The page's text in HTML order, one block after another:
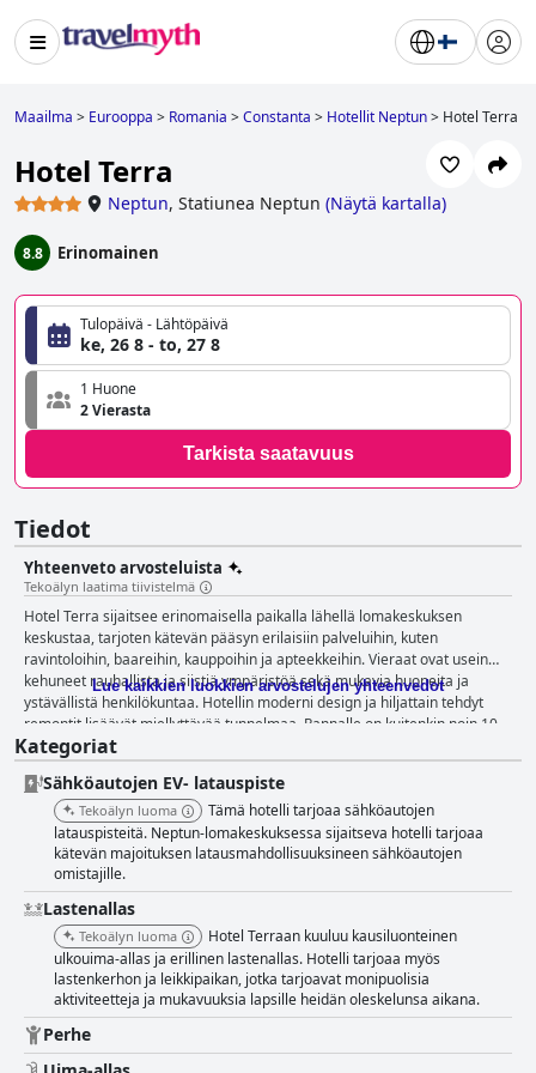
Maailma > Eurooppa > Romania >Constanta > Hotellit Neptun> Hotel Terra
Hotel Terra
Neptun, Statiunea Neptun (Näytä kartalla)
8.8 Erinomainen
Tulopäivä - Lähtöpäivä
ke, 26 8 - to, 27 8
1 Huone
2 Vierasta
Tarkista saatavuus
Tiedot
Yhteenveto arvosteluista
Tekoälyn laatima tiivistelmä
Hotel Terra sijaitsee erinomaisella paikalla lähellä lomakeskuksen
keskustaa, tarjoten kätevän pääsyn erilaisiin palveluihin, kuten
ravintoloihin, baareihin, kauppoihin ja apteekkeihin. Vieraat ovat usein
kehuneet rauhallista ja siistiä ympäristöä sekä mukavia huoneita ja
ystävällistä henkilökuntaa. Hotellin moderni design ja hiljattain tehdyt
remontit lisäävät miellyttävää tunnelmaa. Rannalle on kuitenkin noin 10–
15 minuutin kävelymatka, jonka jotkut vieraat kokivat epämukavaksi,
vaikka toiset arvostivatkin liikuntaa. Monet päättivät nauttia hotellin
mukavuuksista, erityisesti allasalueesta, joka on hyvin hoidettu ja sisältää
lastenaltaan ja allasbaarin. Aamiaisesta Hotel Terrassa on vaihtelevia
arvioita. Monet vieraat arvostivat laajaa valikoimaa, johon kuului
sesongin hedelmiä, leivonnaisia ja laadukasta kahvia. Jotkut kuitenkin
kokivat, että aamiainen ei vastannut neljän tähden hotellin tasoa johtuen
rajallisesta valikoimasta ja toistuvista tarjonnasta ruuhka-aikoina. Samoin
illallinen herätti erilaisia mielipiteitä. Jotkut nauttivat monipuolisista
vaihtoehdoista ja miellyttävästä ravintolan tunnelmasta, kun taas toiset
kritisoivat ruoan laatua ja vertasivat sitä epäsuotuisasti sairaalaruokaan.
Vieraat huomauttivat myös, että täysin toimivan ravintolan puuttuminen
lounaan ja illallisen osalta pakotti heidät tutkimaan lähialueen
ruokailumahdollisuuksia. Hotel Terran huoneet ovat yhdistelmä modernia
eleganssia ja siisteyttä, vaikka koko voi olla haittapuoli, erityisesti
perheille. Vaikka jotkut huoneet ovat tilavia ja hyvin kalustettuja, toiset
Lue kaikkien luokkien arvostelujen yhteenvedot
Kategoriat
Sähköautojen EV- latauspiste
Tekoälyn luoma
Tämä hotelli tarjoaa sähköautojen
latauspisteitä. Neptun-lomakeskuksessa sijaitseva hotelli tarjoaa
kätevän majoituksen latausmahdollisuuksineen sähköautojen
omistajille.
Lastenallas
Tekoälyn luoma
Hotel Terraan kuuluu kausiluonteinen
ulkouima-allas ja erillinen lastenallas. Hotelli tarjoaa myös
lastenkerhon ja leikkipaikan, jotka tarjoavat monipuolisia
aktiviteetteja ja mukavuuksia lapsille heidän oleskelunsa aikana.
Perhe